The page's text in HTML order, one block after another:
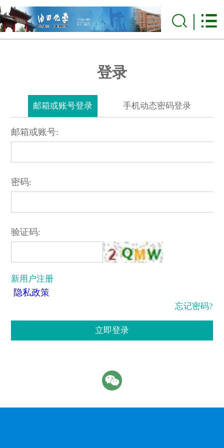
登录
邮箱或账号登录 手机动态密码登录
邮箱或账号:
密码:
验证码:
新用户注册
隐私政策
忘记密码?
立即登录